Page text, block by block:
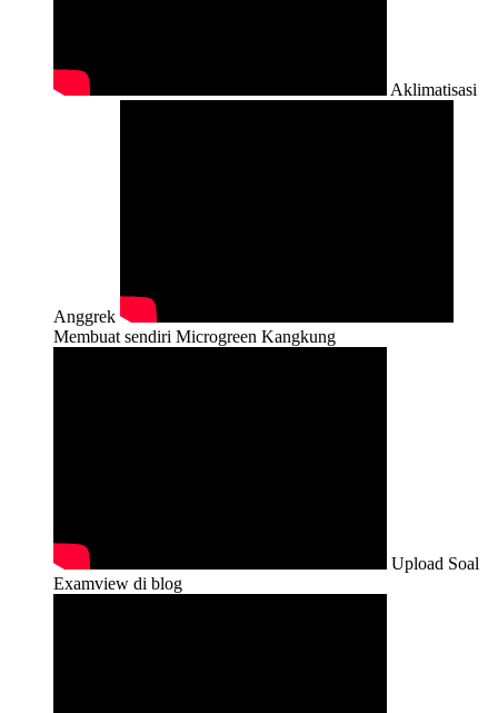
Aklimatisasi
Anggrek
Membuat sendiri Microgreen Kangkung
Upload Soal
Examview di blog